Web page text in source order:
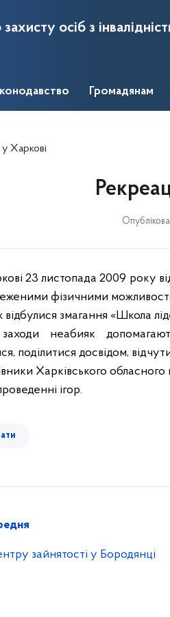
осіб з
Громадянам
у Харкові
23 листопада 2009 року
фізичними
змагання «Школа
заходи неабияк
поділитися досвідом,
Харківського обласного
ігор.
зайнятості у Бородянці